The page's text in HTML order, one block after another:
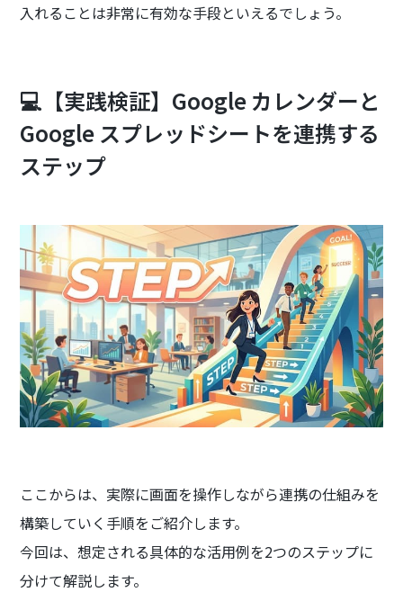
入れることは非常に有効な手段といえるでしょう。
💻【実践検証】Google カレンダーと
Google スプレッドシートを連携する
ステップ
ここからは、実際に画面を操作しながら連携の仕組みを
構築していく手順をご紹介します。
今回は、想定される具体的な活用例を2つのステップに
分けて解説します。